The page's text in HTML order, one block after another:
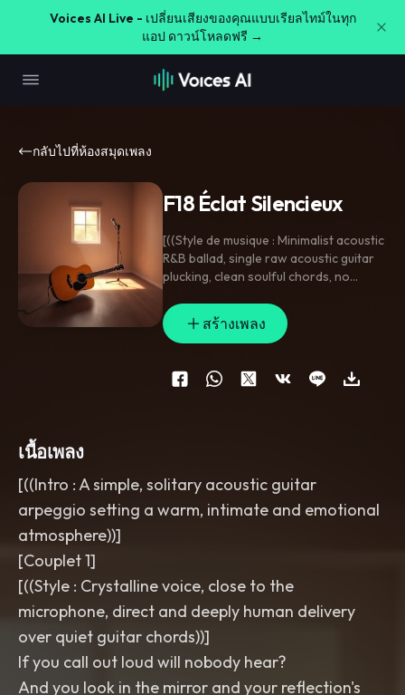
Voices AI Live - เปลี่ยนเสียงของคุณแบบเรียลไทม์ในทุก
แอป ดาวน์โหลดฟรี →
กลับไปที่ห้องสมุดเพลง
F18 Éclat Silencieux
​[((Style de musique : Minimalist acoustic
R&B ballad, single raw acoustic guitar
plucking, clean soulful chords, no
crystalline solo voice,
intimate backing choir of 2-3 male and
female voices,pure emotional delivery
88 BPM))]
สร้างเพลง
เนื้อเพลง
[((Intro : A simple, solitary acoustic guitar
arpeggio setting a warm, intimate and emotional
atmosphere))]
​[Couplet 1]
[((Style : Crystalline voice, close to the
microphone, direct and deeply human delivery
over quiet guitar chords))]
If you call out loud will nobody hear?
And you look in the mirror and your reflection's